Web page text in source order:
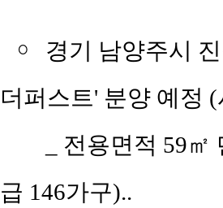
￮
경기 남양주시
더퍼스트' 분양 예정
_ 전용면적 59
급 146가구)..